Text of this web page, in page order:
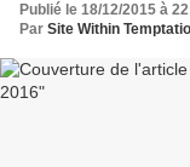
Publié le 18/12/2015 à
Par Site Within